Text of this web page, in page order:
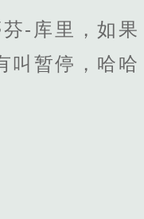
-库里，如果
叫暂停，哈哈